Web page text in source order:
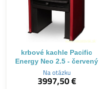
krbové kachle Pacific
Energy Neo 2.5 - červený
Na otázku
3997,50 €